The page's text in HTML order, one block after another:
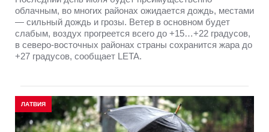
облачным, во многих районах ожидается дождь, местами
— сильный дождь и грозы. Ветер в основном будет
слабым, воздух прогреется всего до +15…+22 градусов,
в северо-восточных районах страны сохранится жара до
+27 градусов, сообщает LETA.
ЛАТВИЯ